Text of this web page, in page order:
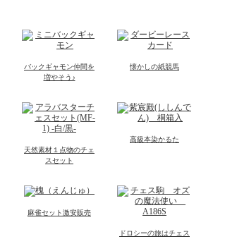
バックギャモン仲間を
増やそう♪
懐かしの紙競馬
天然素材１点物のチェ
スセット
高級本染かるた
麻雀セット激安販売
ドロシーの旅はチェス